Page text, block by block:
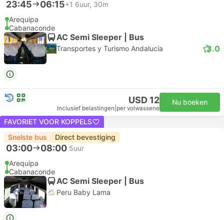
23:45 06:15+1 6uur, 30m
Arequipa
Cabanaconde
AC Semi Sleeper | Bus
Transportes y Turismo Andalucia 3.0
USD 12
Inclusief belastingen per volwassene
Nu boeken
FAVORIET VOOR KOPPELS
Snelste bus
Direct bevestiging
03:00 08:00 5uur
Arequipa
Cabanaconde
AC Semi Sleeper | Bus
Peru Baby Lama